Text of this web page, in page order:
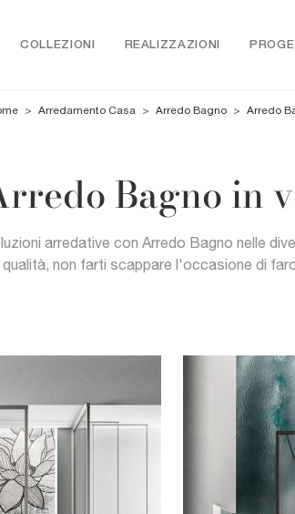
COLLEZIONI REALIZZAZIONI
> Arredamento Casa > Arredo Bagno > Arredo
Bagno in
arredative con Arredo Bagno nelle
qualità, non farti scappare l'occasione di